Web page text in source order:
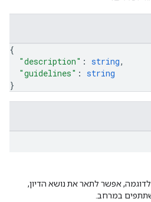
{
"description" : string,
"guidelines" : string
}
אפשר לתאר את נושא הדיון,
במרחב.